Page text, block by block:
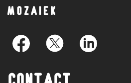
Contact